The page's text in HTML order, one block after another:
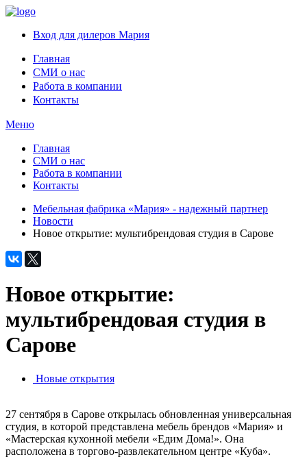
Вход для дилеров Мария
Главная
СМИ о нас
Работа в компании
Контакты
Меню
Главная
СМИ о нас
Работа в компании
Контакты
Мебельная фабрика «Мария» - надежный партнер
Новости
Новое открытие: мультибрендовая студия в Сарове
Новое открытие:
мультибрендовая студия в
Сарове
Новые открытия
27 сентября в Сарове открылась обновленная универсальная
студия, в которой представлена мебель брендов «Мария» и
«Мастерская кухонной мебели «Едим Дома!». Она
расположена в торгово-развлекательном центре «Куба».